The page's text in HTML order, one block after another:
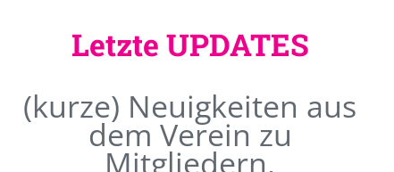
Letzte UPDATES
(kurze) Neuigkeiten aus
dem Verein zu
Mitgliedern,